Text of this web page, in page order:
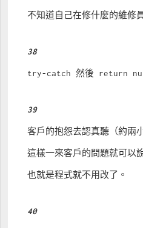
不知道自己在修什麼的維修
38
try-catch 然後 return
39
客戶的抱怨去認真聽（約兩
這樣一來客戶的問題就可以
也就是程式就不用改了。
40